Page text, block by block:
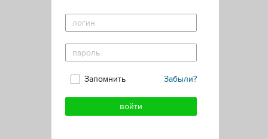
Забыли?
Запомнить